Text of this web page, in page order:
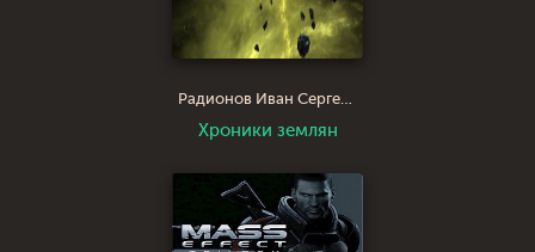
Радионов Иван Сергеевич
Хроники землян